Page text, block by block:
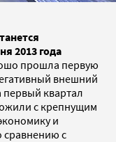
2013 года
прошла первую
внешний
квартал
с крепнущим
и
сравнению с